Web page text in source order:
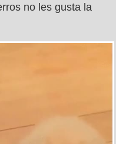
no les gusta la